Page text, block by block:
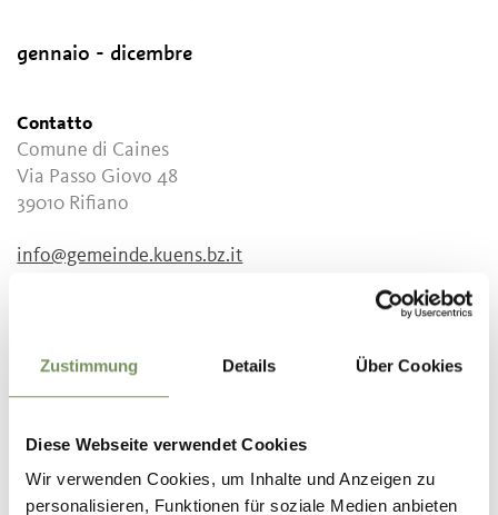
Zustimmung Details Über Cookies
Diese Webseite verwendet Cookies
Wir verwenden Cookies, um Inhalte und Anzeigen zu
personalisieren, Funktionen für soziale Medien anbieten
gennaio - dicembre
Contatto
Comune di Caines
Via Passo Giovo 48
39010 Rifiano
info@gemeinde.kuens.bz.it
Periodo consigliato